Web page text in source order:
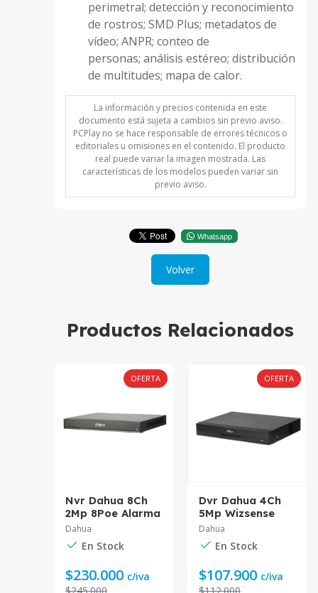
perimetral; detección y reconocimiento
de rostros; SMD Plus; metadatos de
vídeo; ANPR; conteo de
personas; análisis estéreo; distribución
de multitudes; mapa de calor.
La información y precios contenida en este
documento está sujeta a cambios sin previo aviso.
PCPlay no se hace responsable de errores técnicos o
editoriales u omisiones en el contenido. El producto
real puede variar la imagen mostrada. Las
características de los modelos pueden variar sin
previo aviso.
Whatsapp
Volver
Productos Relacionados
OFERTA
Nvr Dahua 8Ch
2Mp 8Poe Alarma
Ai Dhi-Nvr4208-
8P-I
Dahua
En Stock
$230.000 c/iva
$245.000
OFERTA
Dvr Dahua 4Ch
5Mp Wizsense
Dh-Xvr5104He-I3
Dahua
En Stock
$107.900 c/iva
$112.000